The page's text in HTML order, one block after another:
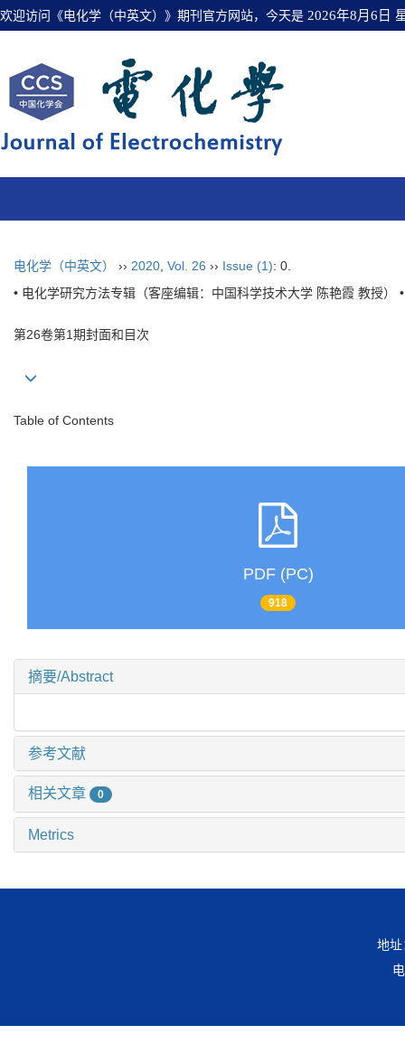
欢迎访问《电化学（中英文）》期刊官方网站，今天是 2026年8月6日
电化学（中英文） ›› 2020 Vol. 26 ›› Issue (1): 0.
• 电化学研究方法专辑（客座编辑：中国科学技术大学 陈艳霞 教授） •
第26卷第1期封面和目次
Table of Contents
PDF (PC)
918
摘要/Abstract
参考文献
相关文章 0
Metrics
地